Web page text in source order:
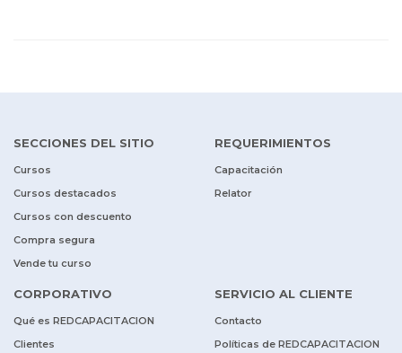
SECCIONES DEL SITIO
Cursos
Cursos destacados
Cursos con descuento
Compra segura
Vende tu curso
REQUERIMIENTOS
Capacitación
Relator
CORPORATIVO
Qué es REDCAPACITACION
Clientes
SERVICIO AL CLIENTE
Contacto
Políticas de REDCAPACITACION